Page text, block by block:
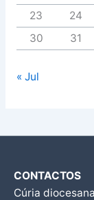
23
24
30
31
« Jul
CONTACTOS
Cúria